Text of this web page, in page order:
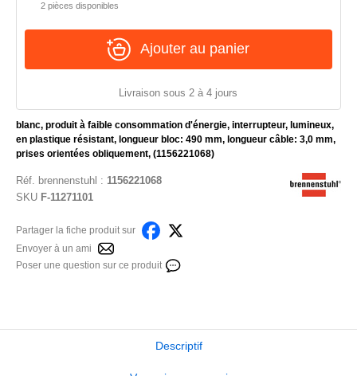
blanc, produit à faible consommation d'énergie, interrupteur, lumineux,
en plastique résistant, longueur bloc: 490 mm, longueur câble: 3,0 mm,
prises orientées obliquement, (1156221068)
Réf. brennenstuhl : 1156221068
SKU F-11271101
Partager la fiche produit sur
Envoyer à un ami
Poser une question sur ce produit
2 pièces disponibles
Ajouter au panier
Livraison sous 2 à 4 jours
Descriptif